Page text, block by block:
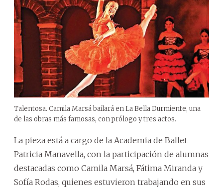
Talentosa. Camila Marsá bailará en La Bella Durmiente, una
de las obras más famosas, con prólogo y tres actos.
La pieza está a cargo de la Academia de Ballet
Patricia Manavella, con la participación de alumnas
destacadas como Camila Marsá, Fátima Miranda y
Sofía Rodas, quienes estuvieron trabajando en sus